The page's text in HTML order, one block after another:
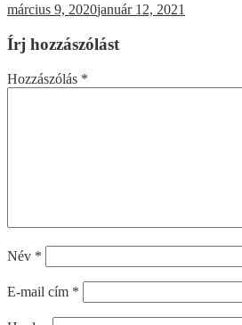
március 9, 2020január 12, 2021
Írj hozzászólást
Hozzászólás *
Név *
E-mail cím *